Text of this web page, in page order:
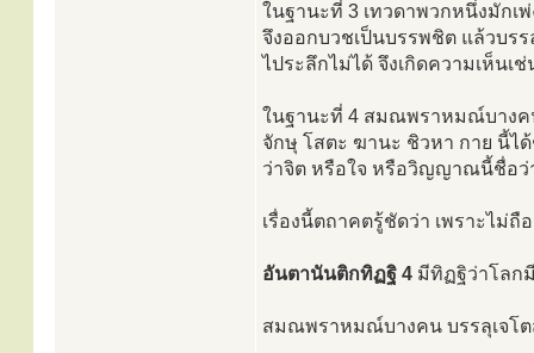
ในฐานะที่ 3 เทวดาพวกหนึ่งมัก
จึงออกบวชเป็นบรรพชิต แล้วบร
ไประลึกไม่ได้ จึงเกิดความเห็นเ
ในฐานะที่ 4 สมณพราหมณ์บางค
จักษุ โสตะ ฆานะ ชิวหา กาย นี้ไ
ว่าจิต หรือใจ หรือวิญญาณนี้ชื่อว่
เรื่องนี้ตถาคตรู้ชัดว่า เพราะไม่
อันตานันติกทิฏฐิ 4 มีทิฏฐิว่าโลก
สมณพราหมณ์บางคน บรรลุเจโ